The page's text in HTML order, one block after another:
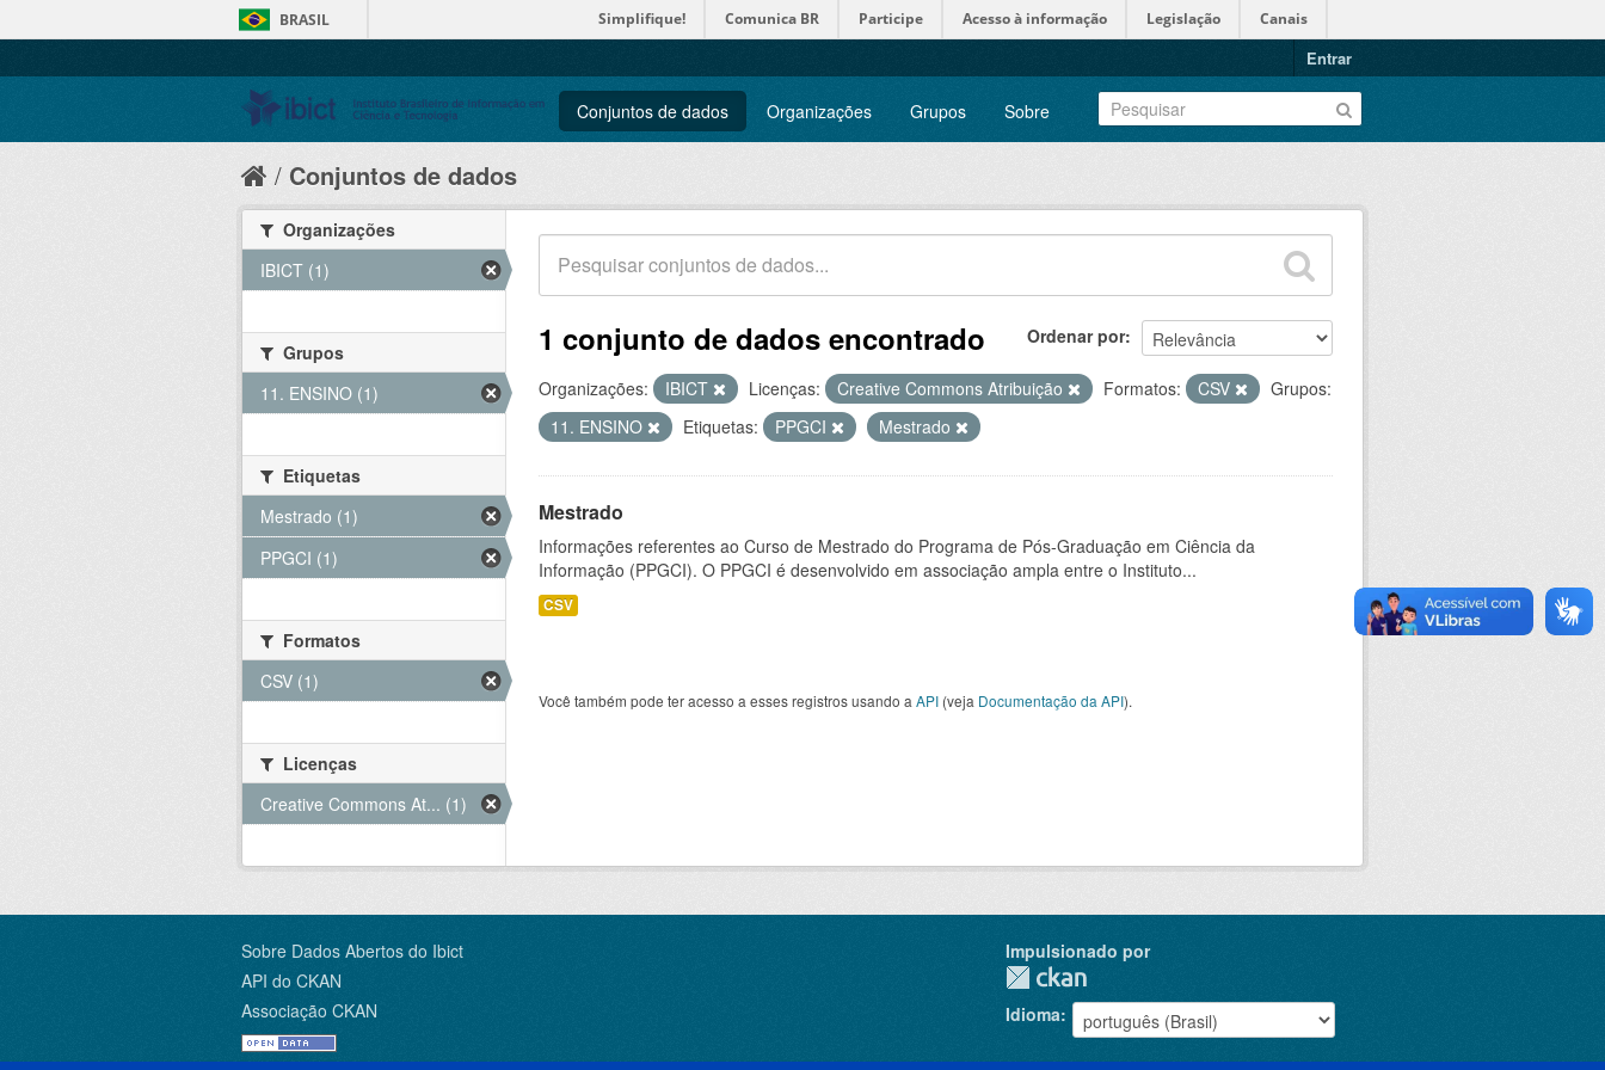
BRASIL Simplifique! Comunica BR Participe Acesso à informação Legislação Canais
Entrar
Conjuntos de dados Organizações Grupos Sobre
Conjuntos de dados
Ordenar por
1 conjunto de dados encontrado
Organizações: IBICT Licenças: Creative Commons Atribuição Formatos: CSV
Grupos:
11. ENSINO
Etiquetas: PPGCI Mestrado
Mestrado
Informações referentes ao Curso de Mestrado do Programa de Pós-Graduação em Ciência da
Informação (PPGCI). O PPGCI é desenvolvido em associação ampla entre o Instituto...
CSV
Você também pode ter acesso a esses registros usando a API (veja Documentação da API).
Organizações
IBICT (1)
Grupos
11. ENSINO (1)
Etiquetas
Mestrado (1)
PPGCI (1)
Formatos
CSV (1)
Licenças
Creative Commons At... (1)
Sobre Dados Abertos do Ibict
API do CKAN
Associação CKAN
Impulsionado por
Idioma